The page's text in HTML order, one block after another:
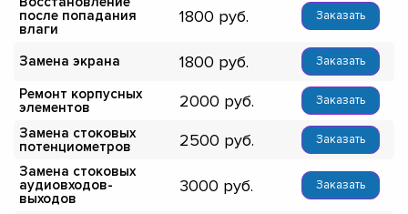
после попадания
влаги
1800 Заказать
Замена экрана 1800 Заказать
Ремонт корпусных
элементов
2000 Заказать
Замена стоковых
потенциометров
2500 Заказать
Замена стоковых
аудиовходов-
выходов
3000 Заказать